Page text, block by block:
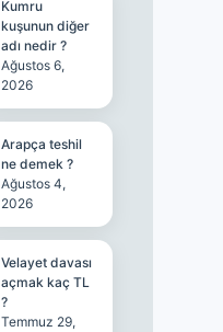
Kumru
kuşunun diğer
adı nedir ?
Ağustos 6,
2026
Arapça teshil
ne demek ?
Ağustos 4,
2026
Velayet davası
açmak kaç TL
?
Temmuz 29,